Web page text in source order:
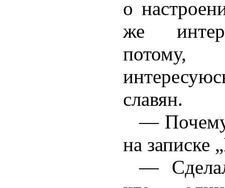
о
же
славян.
—
на записке
—